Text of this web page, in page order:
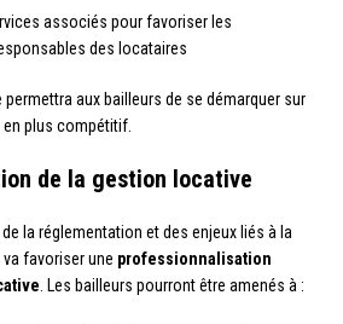
associés pour favoriser les
des locataires
aux bailleurs de se démarquer sur
plus compétitif.
de la gestion locative
la réglementation et des enjeux liés à la
favoriser une professionnalisation
. Les bailleurs pourront être amenés à :